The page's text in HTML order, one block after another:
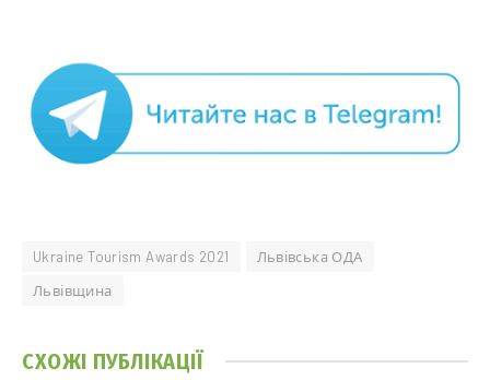
Ukraine Tourism Awards 2021
Львівська ОДА
Львівщина
СХОЖІ ПУБЛІКАЦІЇ